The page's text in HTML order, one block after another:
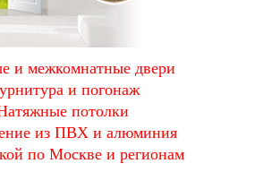
и межкомнатные двери
и погонаж
потолки
из ПВХ и алюминия
по Москве и регионам